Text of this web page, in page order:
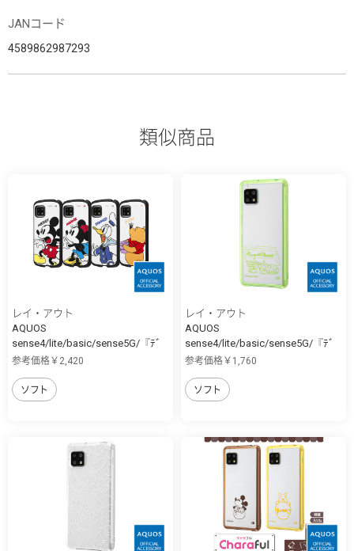
JANコード
4589862987293
類似商品
レイ・アウト
AQUOS
sense4/lite/basic/sense5G/『ﾃﾞ
ｨ...
参考価格￥2,420
ソフト
レイ・アウト
AQUOS
sense4/lite/basic/sense5G/『ﾃﾞ
ｨ...
参考価格￥1,760
ソフト